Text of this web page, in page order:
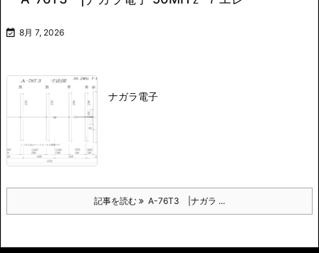
 8月 7, 2026
ナガラ電子
記事を読む A-76T3 |ナガラ ...